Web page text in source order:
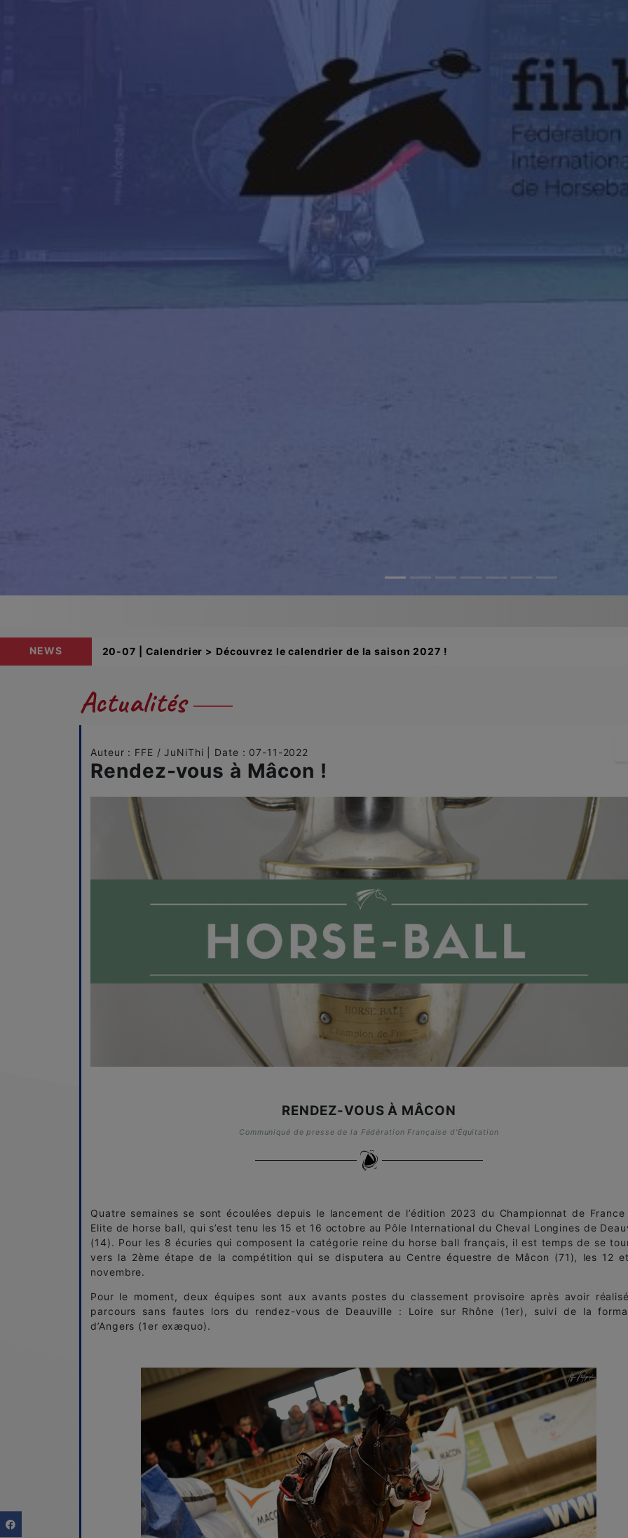
NEWS 12-06 | Buteuses > Retrouvez les classements des buteuses des Championnats de France 2026
Actualités
Auteur : FFE / JuNiThi | Date : 07-11-2022
Rendez-vous à Mâcon !
RENDEZ-VOUS À MÂCON
Communiqué de presse de la Fédération Française d'Équitation
Quatre semaines se sont écoulées depuis le lancement de l’édition 2023 du Championnat de France
Elite de horse ball, qui s’est tenu les 15 et 16 octobre au Pôle International du Cheval Longines de
(14). Pour les 8 écuries qui composent la catégorie reine du horse ball français, il est temps de se
vers la 2ème étape de la compétition qui se disputera au Centre équestre de Mâcon (71), les 12
novembre.
Pour le moment, deux équipes sont aux avants postes du classement provisoire après avoir
parcours sans fautes lors du rendez-vous de Deauville : Loire sur Rhône (1er), suivi de la
d’Angers (1er exæquo).